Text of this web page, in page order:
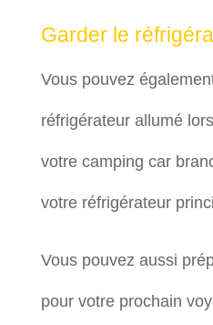
Garder le
Vous pouvez
réfrigérateur allumé
votre camping car
votre réfrigérateur
Vous pouvez aussi
pour votre prochain